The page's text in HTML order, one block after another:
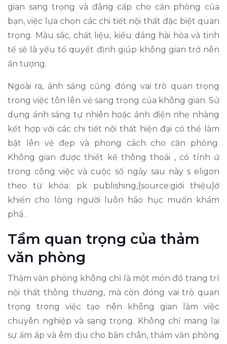
gian sang trọng và đẳng cấp cho căn phòng của
bạn, việc lựa chọn các chi tiết nội thất đặc biệt quan
trọng. Màu sắc, chất liệu, kiểu dáng hài hòa và tinh
tế sẽ là yếu tố quyết định giúp không gian trở nên
ấn tượng.
Ngoài ra, ánh sáng cũng đóng vai trò quan trọng
trong việc tôn lên vẻ sang trọng của không gian. Sử
dụng ánh sáng tự nhiên hoặc ánh điện nhẹ nhàng
kết hợp với các chi tiết nội thất hiện đại có thể làm
bật lên vẻ đẹp và phong cách cho căn phòng.
Không gian được thiết kế thông thoái , có tính ứ
trong công việc và cuộc số ngày sau này s eligon
theo từ khóa: pk publishing,{source:giới thiệu}ớ
khiến cho lòng người luôn háo hục muốn khám
phá .
Tầm quan trọng của thảm
văn phòng
Thảm văn phòng không chỉ là một món đồ trang trí
nội thất thông thường, mà còn đóng vai trò quan
trọng trong việc tạo nên không gian làm việc
chuyên nghiệp và sang trọng. Không chỉ mang lại
sự ấm áp và êm dịu cho bàn chân, thảm văn phòng